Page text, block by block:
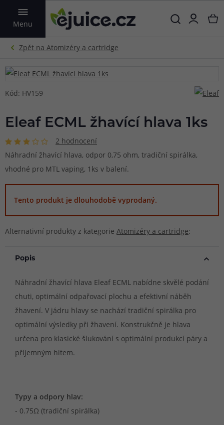
Menu
VYHLEDAT
Kód: HV159
Eleaf ECML žhavící hlava 1ks
2 hodnocení
Náhradní žhavící hlava, odpor 0,75 ohm, tradiční spirálka,
vhodné pro MTL vaping, 1ks v balení.
Tento produkt je dlouhodobě vyprodaný.
Alternativní produkty z kategorie Atomizéry a cartridge:
Popis
Náhradní žhavící hlava Eleaf ECML nabídne skvělé podání
chuti, optimální odpařovací plochu a efektivní náběh
žhavení. V jádru hlavy se nachází tradiční spirálka pro
optimální výsledky při žhavení. Konstrukčně je hlava
určena pro klasické šlukování s optimální produkcí páry a
příjemným hitem.
Typy a odpory hlav:
- 0.75Ω (tradiční spirálka)